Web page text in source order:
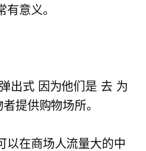
意义。
弹出式因为他们是 去 为
提供购物场所。
以在商场人流量大的中